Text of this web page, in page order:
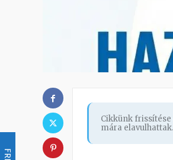
Cikkünk
mára elavulhattak.